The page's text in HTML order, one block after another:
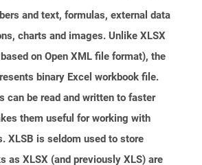
and text, formulas, external data
charts and images. Unlike XLSX
on Open XML file format), the
binary Excel workbook file.
can be read and written to faster
them useful for working with
XLSB is seldom used to store
as XLSX (and previously XLS) are